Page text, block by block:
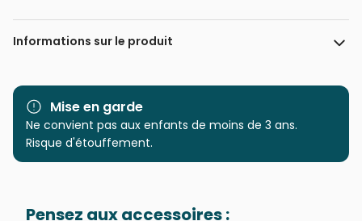
Informations sur le produit
Marque Nathan
Catégorie Puzzles - Disney
Age
à partir de 6 ans (50 à 100
Mise en garde
Ne convient pas aux enfants de moins de 3 ans.
Risque d'étouffement.
Pensez aux accessoires :